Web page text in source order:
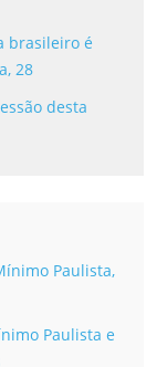
brasileiro é
28
desta
Paulista,
Paulista e